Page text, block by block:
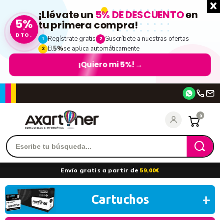
5%
DTO.
¡Llévate un 5% DE DESCUENTOen
tu primera compra!
1 Regístrate gratis 2 Suscríbete a nuestras ofertas
3 El5%se aplica automáticamente
¡Quiero mi 5%! →
entrar
0
Envío gratis a partir de 59,00€
Cartuchos